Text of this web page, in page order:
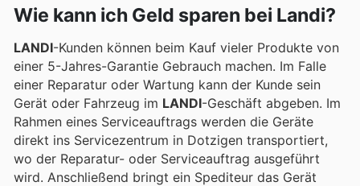
Wie kann ich Geld sparen bei Landi?
LANDI-Kunden können beim Kauf vieler Produkte von
einer 5-Jahres-Garantie Gebrauch machen. Im Falle
einer Reparatur oder Wartung kann der Kunde sein
Gerät oder Fahrzeug im LANDI-Geschäft abgeben. Im
Rahmen eines Serviceauftrags werden die Geräte
direkt ins Servicezentrum in Dotzigen transportiert,
wo der Reparatur- oder Serviceauftrag ausgeführt
wird. Anschließend bringt ein Spediteur das Gerät